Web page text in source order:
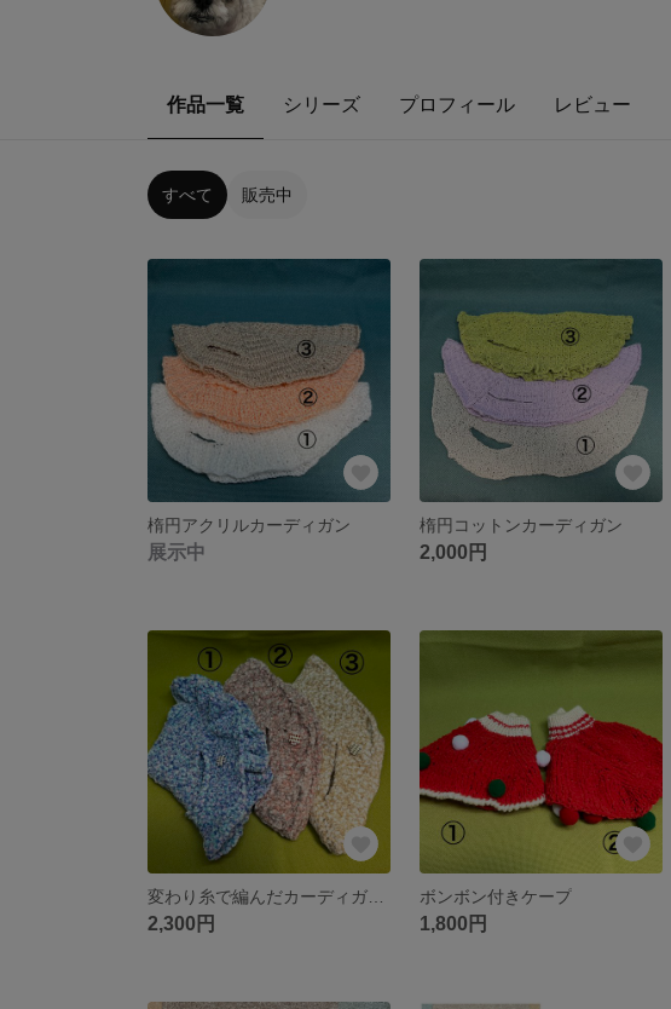
作品一覧 シリーズ プロフィール レビュー
すべて 販売中
楕円アクリルカーディガン
展示中
楕円コットンカーディガン
2,000円
2,300円
ボンボン付きケープ
1,800円